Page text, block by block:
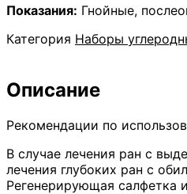
10
шт
Показания: Гнойные,
Категория Наборы
Описание
Рекомендации по
В случае лечения ран с
лечения глубоких ран с
Регенерирующая салфетка